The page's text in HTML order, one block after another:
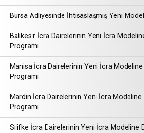
Bursa Adliyesinde İhtisaslaşmış Yeni Model
Balıkesir İcra Dairelerinin Yeni İcra
Programı
Manisa İcra Dairelerinin Yeni İcra
Programı
Mardin İcra Dairelerinin Yeni İcra
Programı
Silifke İcra Dairelerinin Yeni İcra Modeline